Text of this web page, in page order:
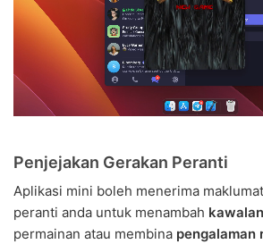
Penjejakan Gerakan Peranti
Aplikasi mini boleh menerima
peranti anda untuk menambah
permainan atau membina pengalaman